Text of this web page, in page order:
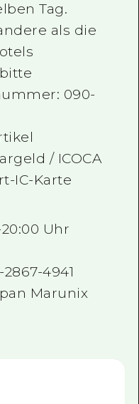
Tag.
als die
090-
/ ICOCA
IC-Karte
Uhr
4941
Marunix